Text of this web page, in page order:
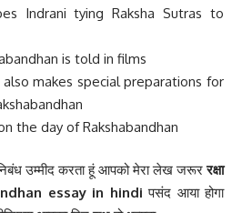
Indrani tying Raksha Sutras to
is told in films
makes special preparations for
the day of Rakshabandhan
उम्मीद करता हूं आपको मेरा लेख जरूररक्षा
essay in hindiपसंद आया होगा